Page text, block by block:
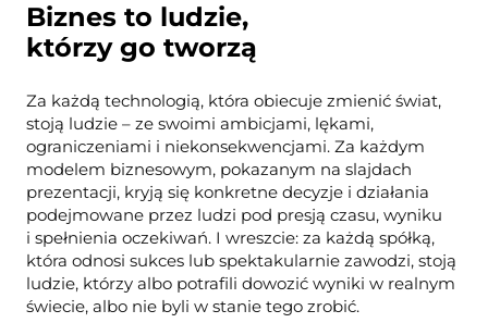
Biznes to ludzie,
którzy go tworzą
Za każdą technologią, która obiecuje zmienić świat,
stoją ludzie – ze swoimi ambicjami, lękami,
ograniczeniami i niekonsekwencjami. Za każdym
modelem biznesowym, pokazanym na slajdach
prezentacji, kryją się konkretne decyzje i działania
podejmowane przez ludzi pod presją czasu, wyniku
i spełnienia oczekiwań. I wreszcie: za każdą spółką,
która odnosi sukces lub spektakularnie zawodzi, stoją
ludzie, którzy albo potrafili dowozić wyniki w realnym
świecie, albo nie byli w stanie tego zrobić.